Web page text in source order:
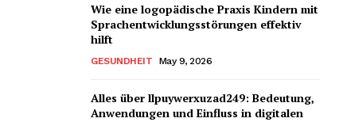
Wie eine logopädische Praxis Kindern mit
Sprachentwicklungsstörungen effektiv
hilft
GESUNDHEIT May 9, 2026
Alles über llpuywerxuzad249: Bedeutung,
Anwendungen und Einfluss in digitalen